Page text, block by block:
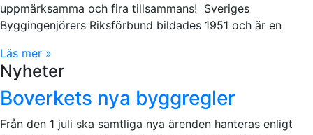
uppmärksamma och fira tillsammans! Sveriges
Byggingenjörers Riksförbund bildades 1951 och är en
Läs mer »
Nyheter
Boverkets nya byggregler
Från den 1 juli ska samtliga nya ärenden hanteras enligt